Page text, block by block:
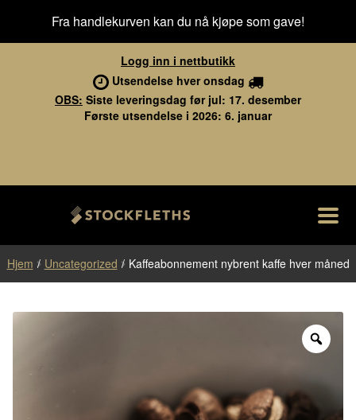
Fra handlekurven kan du nå kjøpe som gave!
Logg inn i nettbutikk
Utsendelse hver onsdag
OBS: Siste leveringsdag før jul: 17. desember
Første utsendelse i 2026: 6. januar
Stockfleths
navigasjon
innhold
Nettbutikk
Fold
Hjem / Uncategorized / Kaffeabonnement nybrent kaffe hver måned